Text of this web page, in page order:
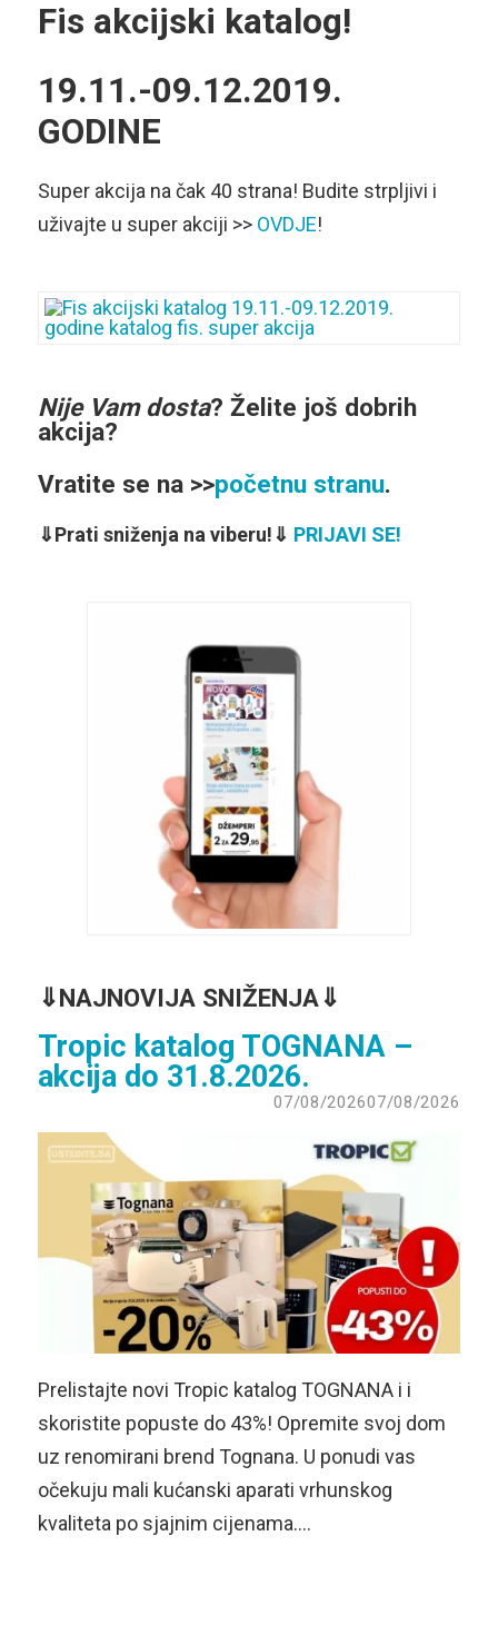
Fis akcijski katalog!
19.11.-09.12.2019.
GODINE
Super akcija na čak 40 strana! Budite strpljivi i
uživajte u super akciji >> OVDJE!
Nije Vam dosta? Želite još dobrih
akcija?
Vratite se na >>početnu stranu.
⇓Prati sniženja na viberu!⇓ PRIJAVI SE!
⇓NAJNOVIJA SNIŽENJA⇓
Tropic katalog TOGNANA –
akcija do 31.8.2026.
07/08/202607/08/2026
Prelistajte novi Tropic katalog TOGNANA i i
skoristite popuste do 43%! Opremite svoj dom
uz renomirani brend Tognana. U ponudi vas
očekuju mali kućanski aparati vrhunskog
kvaliteta po sjajnim cijenama….